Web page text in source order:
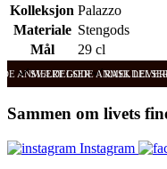
Kolleksjon Palazzo
Materiale Stengods
Mål
29 cl
ANMELDELSER RASK
SVÆRT GODE
Sammen om livets
Instagram